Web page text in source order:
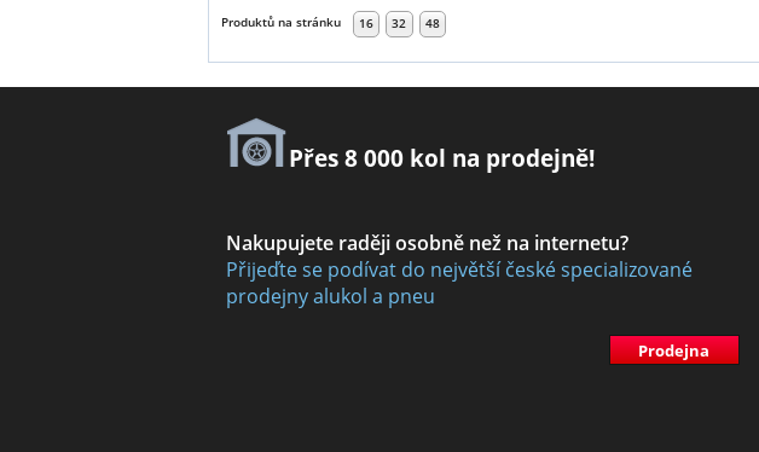
Produktů na stránku 16 32 48
Přes 8 000 kol na prodejně!
Nakupujete raději osobně než na internetu?
Přijeďte se podívat do největší české specializované
prodejny alukol a pneu
Prodejna